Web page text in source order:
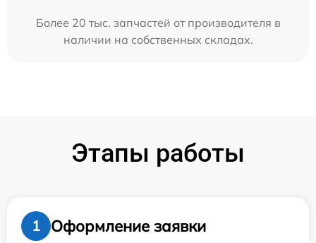
Более 20 тыс. запчастей от производителя в
наличии на собственных складах.
Этапы работы
1
Оформление заявки